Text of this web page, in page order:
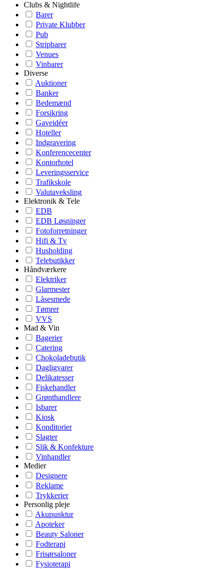
Clubs & Nightlife
Barer
Private Klubber
Pub
Stripbarer
Venues
Vinbarer
Diverse
Auktioner
Banker
Bedemænd
Forsikring
Gaveidéer
Hoteller
Indgravering
Konferencecenter
Kontorhotel
Leveringsservice
Trafikskole
Valutaveksling
Elektronik & Tele
EDB
EDB Løsninger
Fotoforretninger
Hifi & Tv
Husholding
Telebutikker
Håndværkere
Elektriker
Glarmester
Låsesmede
Tømrer
VVS
Mad & Vin
Bagerier
Catering
Chokoladebutik
Dagligvarer
Delikatesser
Fiskehandler
Grønthandlere
Isbarer
Kiosk
Konditorier
Slagter
Slik & Konfekture
Vinhandler
Medier
Designere
Reklame
Trykkerier
Personlig pleje
Akupunktur
Apoteker
Beauty Saloner
Fodterapi
Frisørsaloner
Fysioterapi